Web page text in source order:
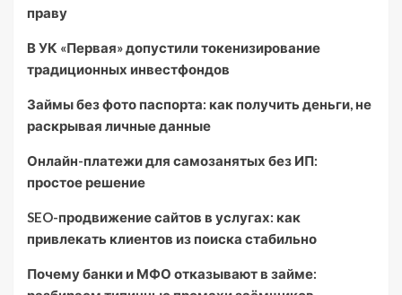
праву
В УК «Первая» допустили токенизирование
традиционных инвестфондов
Займы без фото паспорта: как получить деньги, не
раскрывая личные данные
Онлайн-платежи для самозанятых без ИП:
простое решение
SEO-продвижение сайтов в услугах: как
привлекать клиентов из поиска стабильно
Почему банки и МФО отказывают в займе: